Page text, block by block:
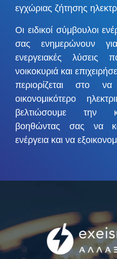
εγχώριας ζήτησης
Οι ειδικοί σύμβουλοι
σας ενημερώνουν
ενεργειακές
νοικοκυριά και
περιορίζεται στο
οικονομικότερο
βελτιώσουμε την
βοηθώντας σας να
ενέργεια και να